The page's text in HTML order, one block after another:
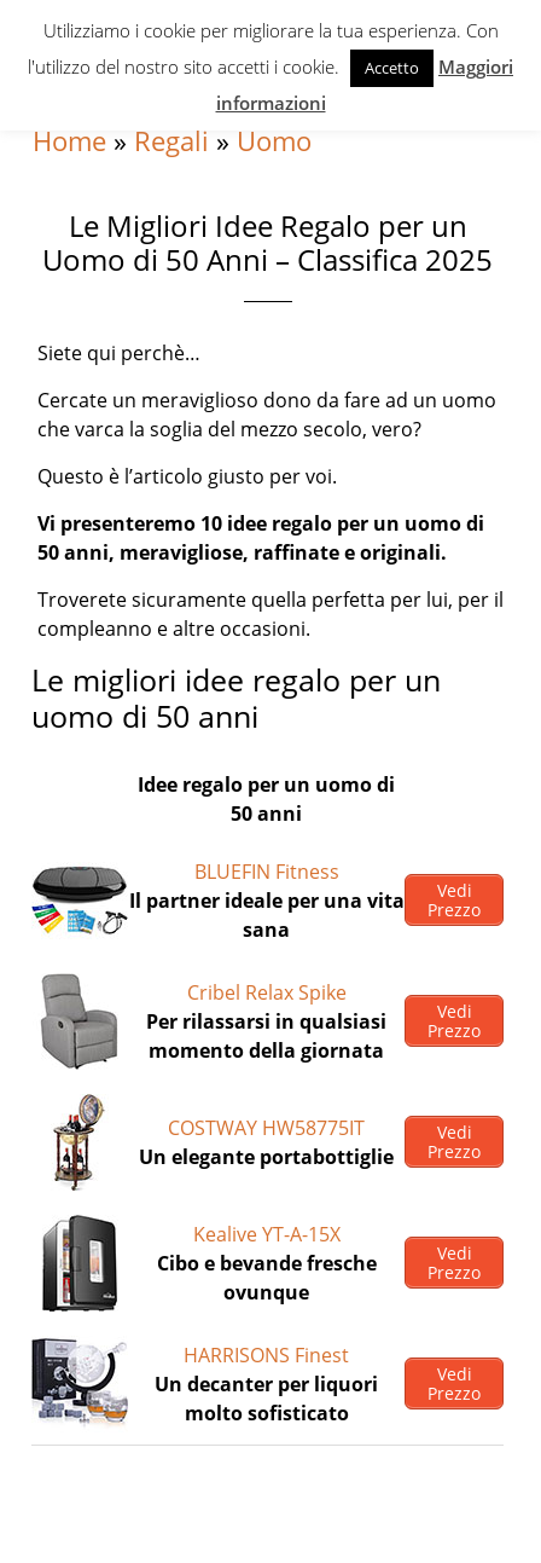
Skip
navigation
Skip
Skip
sidebar
Home » Regali » Uomo
Le Migliori Idee Regalo per un
Uomo di 50 Anni – Classifica 2025
Siete qui perchè…
Cercate un meraviglioso dono da fare ad un uomo
che varca la soglia del mezzo secolo, vero?
Questo è l’articolo giusto per voi.
Vi presenteremo 10 idee regalo per un uomo di
50 anni, meravigliose, raffinate e originali.
Troverete sicuramente quella perfetta per lui, per il
compleanno e altre occasioni.
Le migliori idee regalo per un
uomo di 50 anni
Idee regalo per un uomo di
50 anni
BLUEFIN Fitness
Il partner ideale per una vita
sana
Vedi
Prezzo
Cribel Relax Spike
Per rilassarsi in qualsiasi
momento della giornata
Vedi
Prezzo
COSTWAY HW58775IT
Un elegante portabottiglie
Vedi
Prezzo
Kealive YT-A-15X
Cibo e bevande fresche
ovunque
Vedi
Prezzo
HARRISONS Finest
Un decanter per liquori
molto sofisticato
Vedi
Prezzo
Utilizziamo i cookie per migliorare la tua esperienza. Con
l'utilizzo del nostro sito accetti i cookie.
Accetto
Maggiori
informazioni